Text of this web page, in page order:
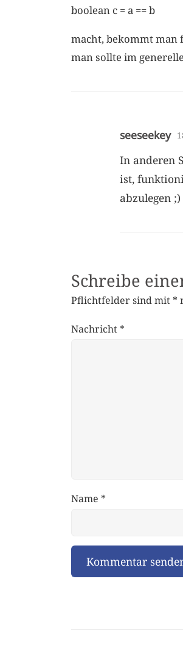
boolean c = a == b
macht, bekommt man
man sollte im
seeseekey
In anderen
ist,
abzulegen ;)
Schreibe
Pflichtfelder sind mit *
Nachricht *
Name *